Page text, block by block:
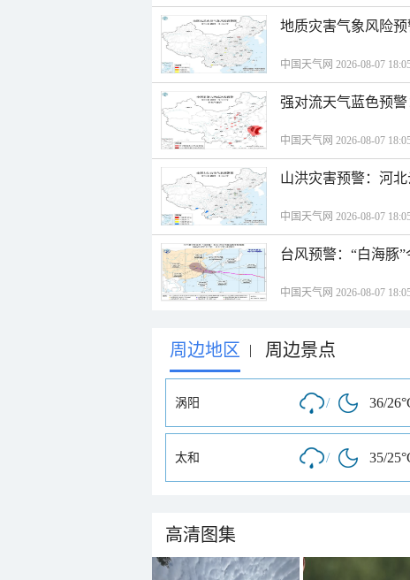
地质灾害气象风险
中国天气网 2026-08-07
强对流天气蓝色预
中国天气网 2026-08-07
山洪灾害预警：河
中国天气网 2026-08-07
台风预警：“白海豚
中国天气网 2026-08-07
周边地区 | 周边景点
涡阳 / 36/
太和 / 35/
高清图集